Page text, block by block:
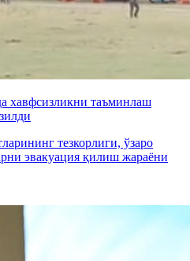
хавфсизликни таъминлаш
тезкорлиги, ўзаро
эвакуация қилиш жараёни